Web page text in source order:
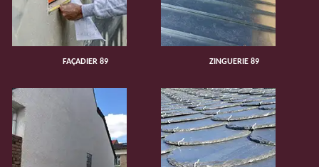
FAÇADIER 89 ZINGUERIE 89